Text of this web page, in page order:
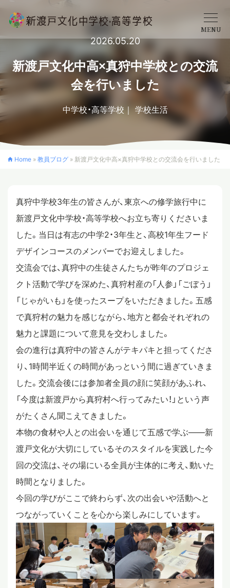
学校概要
高等学校
クロスカリキュラム
スタディツアー
ニュース
教員ブログ
在校生・保護者・卒業生の方へ
MENU
2026.05.20
新渡戸文化中高×真狩中学校との交流
会を行いました
中学校・高等学校 学校生活
Home » 教員ブログ » 新渡戸文化中高×真狩中学校との交流会を行いました
真狩中学校3年生の皆さんが、東京への修学旅行中に
新渡戸文化中学校・高等学校へお立ち寄りくださいま
した。当日は有志の中学2・3年生と、高校1年生フード
デザインコースのメンバーでお迎えしました。
交流会では、真狩中の生徒さんたちが昨年のプロジェ
クト活動で学びを深めた、真狩村産の「人参」「ごぼう」
「じゃがいも」を使ったスープをいただきました。五感
で真狩村の魅力を感じながら、地方と都会それぞれの
魅力と課題について意見を交わしました。
会の進行は真狩中の皆さんがテキパキと担ってくださ
り、1時間半近くの時間があっという間に過ぎていきま
した。交流会後には参加者全員の顔に笑顔があふれ、
「今度は新渡戸から真狩村へ行ってみたい！」という声
がたくさん聞こえてきました。
本物の食材や人との出会いを通じて五感で学ぶ——新
渡戸文化が大切にしているそのスタイルを実践した今
回の交流は、その場にいる全員が主体的に考え、動いた
時間となりました。
今回の学びがここで終わらず、次の出会いや活動へと
つながっていくことを心から楽しみにしています。